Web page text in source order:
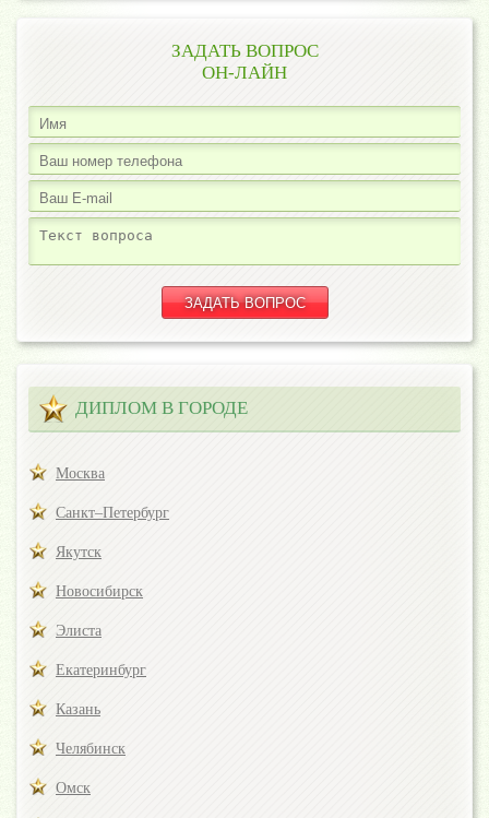
ЗАДАТЬ ВОПРОС
ОН-ЛАЙН
ДИПЛОМ В ГОРОДЕ
Москва
Санкт–Петербург
Якутск
Новосибирск
Элиста
Екатеринбург
Казань
Челябинск
Омск